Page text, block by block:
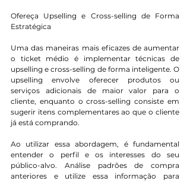
Ofereça Upselling e Cross-selling de Forma
Estratégica
Uma das maneiras mais eficazes de aumentar
o ticket médio é implementar técnicas de
upselling e cross-selling de forma inteligente. O
upselling envolve oferecer produtos ou
serviços adicionais de maior valor para o
cliente, enquanto o cross-selling consiste em
sugerir itens complementares ao que o cliente
já está comprando.
Ao utilizar essa abordagem, é fundamental
entender o perfil e os interesses do seu
público-alvo. Análise padrões de compra
anteriores e utilize essa informação para